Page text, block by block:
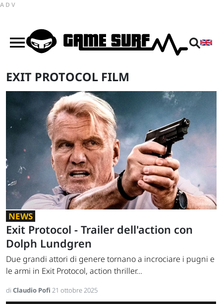
ADV
EXIT PROTOCOL FILM
NEWS
Exit Protocol - Trailer dell'action con
Dolph Lundgren
Due grandi attori di genere tornano a incrociare i pugni e
le armi in Exit Protocol, action thriller...
di Claudio Pofi 21 ottobre 2025